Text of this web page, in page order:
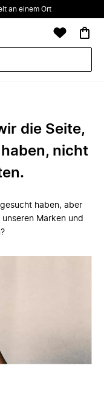
an einem Ort
die Seite,
nicht
haben, aber
Marken und